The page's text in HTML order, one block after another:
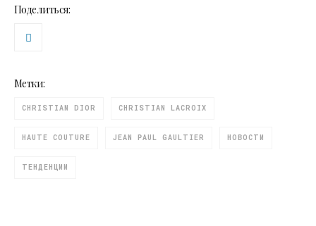
Поделиться:
Метки:
CHRISTIAN DIOR CHRISTIAN LACROIX
HAUTE COUTURE JEAN PAUL GAULTIER НОВОСТИ
ТЕНДЕНЦИИ